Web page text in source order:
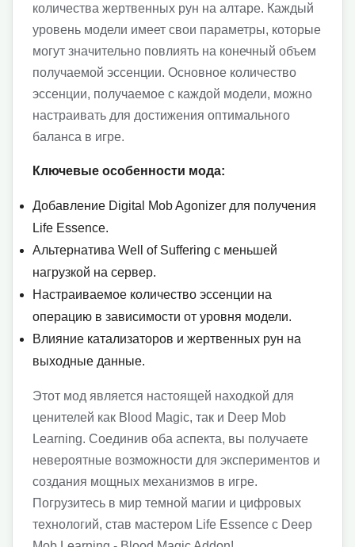
количества жертвенных рун на алтаре. Каждый
уровень модели имеет свои параметры, которые
могут значительно повлиять на конечный объем
получаемой эссенции. Основное количество
эссенции, получаемое с каждой модели, можно
настраивать для достижения оптимального
баланса в игре.
Ключевые особенности мода:
Добавление Digital Mob Agonizer для получения
Life Essence.
Альтернатива Well of Suffering с меньшей
нагрузкой на сервер.
Настраиваемое количество эссенции на
операцию в зависимости от уровня модели.
Влияние катализаторов и жертвенных рун на
выходные данные.
Этот мод является настоящей находкой для
ценителей как Blood Magic, так и Deep Mob
Learning. Соединив оба аспекта, вы получаете
невероятные возможности для экспериментов и
создания мощных механизмов в игре.
Погрузитесь в мир темной магии и цифровых
технологий, став мастером Life Essence с Deep